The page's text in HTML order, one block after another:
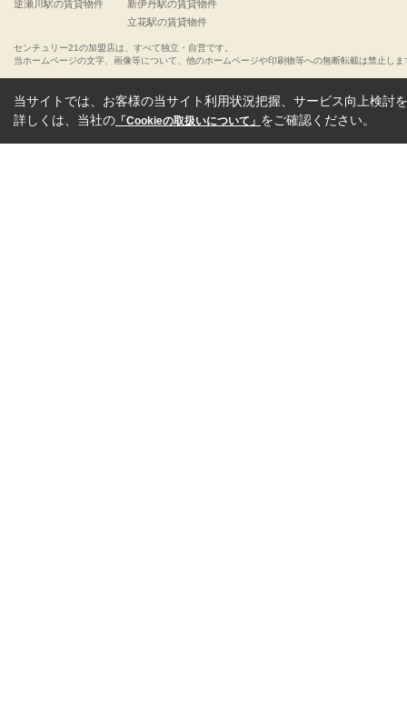
逆瀬川駅の賃貸物件
新伊丹駅の賃貸物件
立花駅の賃貸物件
センチュリー21の加盟店は、すべて独立・自営です。
当ホームページの文字、画像等について、他のホームページや印刷物等への無断転載は禁止しま
当サイトでは、お客様の当サイト利用状況把握、サービス向上検討
詳しくは、当社の 「Cookieの取扱いについて」 をご確認ください。